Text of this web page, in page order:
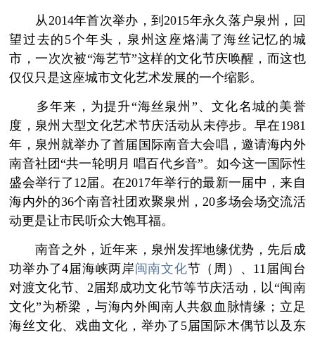
从2014年首次举办，到2015年永久落户泉州，回
望过去的5个年头，泉州这座烙满了海丝记忆的城
市，一次次被“海艺节”这样的文化节庆唤醒，而这也
仅仅只是这座城市文化艺术发展的一个缩影。
多年来，为提升“海丝泉州”、文化名城的美誉
度，泉州大型文化艺术节庆活动从未停步。早在1981
年，泉州就举办了首届国际南音大会唱，邀请海内外
南音社团“共一轮明月 唱百代乡音”。如今这一国际性
盛会举行了12届。在2017年举行的最新一届中，来自
海内外的36个南音社团欢聚泉州，20多场会场交流活
动更是让市民听众大饱耳福。
南音之外，近年来，泉州发挥地缘优势，先后成
功举办了4届海峡两岸闽南文化节（周）、11届闽台
对渡文化节、2届郑成功文化节等节庆活动，以“闽南
文化”为桥梁，与海内外闽南人共叙血脉情缘；立足
海丝文化、戏曲文化，举办了5届国际木偶节以及东